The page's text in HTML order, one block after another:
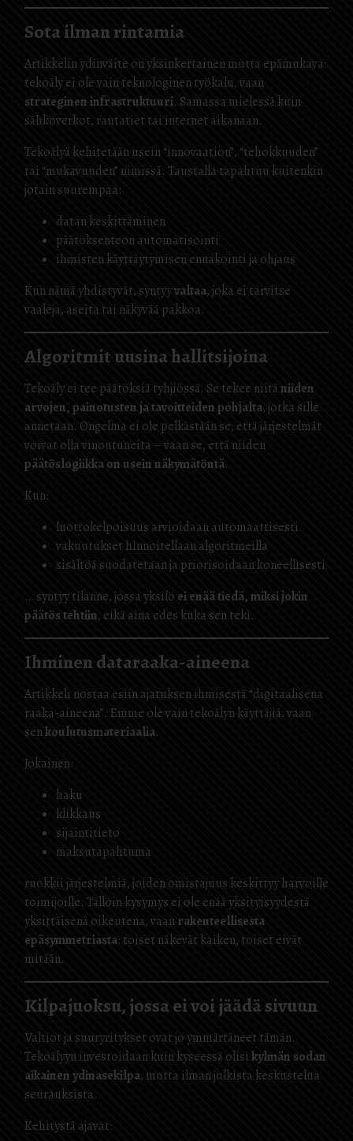
Sota ilman rintamia
Artikkelin ydinväite on yksinkertainen mutta epämukava:
tekoäly ei ole vain teknologinen työkalu, vaan
strateginen infrastruktuuri. Samassa mielessä kuin
sähköverkot, rautatiet tai internet aikanaan.
Tekoälyä kehitetään usein “innovaation”, “tehokkuuden”
tai “mukavuuden” nimissä. Taustalla tapahtuu kuitenkin
jotain suurempaa:
datan keskittäminen
päätöksenteon automatisointi
ihmisten käyttäytymisen ennakointi ja ohjaus
Kun nämä yhdistyvät, syntyyvaltaa, joka ei tarvitse
vaaleja, aseita tai näkyvää pakkoa.
Algoritmit uusina hallitsijoina
Tekoäly ei tee päätöksiä tyhjiössä. Se tekee niitäniiden
arvojen, painotusten ja tavoitteiden pohjalta, jotka sille
annetaan. Ongelma ei ole pelkästään se, että järjestelmät
voivat olla vinoutuneita – vaan se, että niiden
päätöslogiikka on usein näkymätöntä.
Kun:
luottokelpoisuus arvioidaan automaattisesti
vakuutukset hinnoitellaan algoritmeilla
sisältöä suodatetaan ja priorisoidaan koneellisesti
… syntyy tilanne, jossa yksilö ei enää tiedä, miksi jokin
päätös tehtiin, eikä aina edes kuka sen teki.
Ihminen dataraaka-aineena
Artikkeli nostaa esiin ajatuksen ihmisestä “digitaalisena
raaka-aineena”. Emme ole vain tekoälyn käyttäjiä, vaan
senkoulutusmateriaalia.
Jokainen:
haku
klikkaus
sijaintitieto
maksutapahtuma
ruokkii järjestelmiä, joiden omistajuus keskittyy harvoille
toimijoille. Tällöin kysymys ei ole enää yksityisyydestä
yksittäisenä oikeutena, vaanrakenteellisesta
epäsymmetriasta: toiset näkevät kaiken, toiset eivät
mitään.
Kilpajuoksu, jossa ei voi jäädä sivuun
Valtiot ja suuryritykset ovat jo ymmärtäneet tämän.
Tekoälyyn investoidaan kuin kyseessä olisikylmän sodan
aikainen ydinasekilpa, mutta ilman julkista keskustelua
seurauksista.
Kehitystä ajavat: